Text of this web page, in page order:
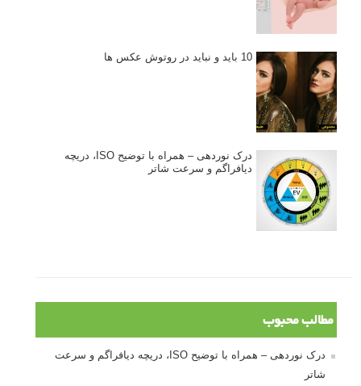
10 باید و نباید در روتوش عکس ها
درک نوردهی – همراه با توضیح ISO، دریچه
دیافراگم و سرعت شاتر
مطالب محبوب
درک نوردهی – همراه با توضیح ISO، دریچه دیافراگم و سرعت
شاتر